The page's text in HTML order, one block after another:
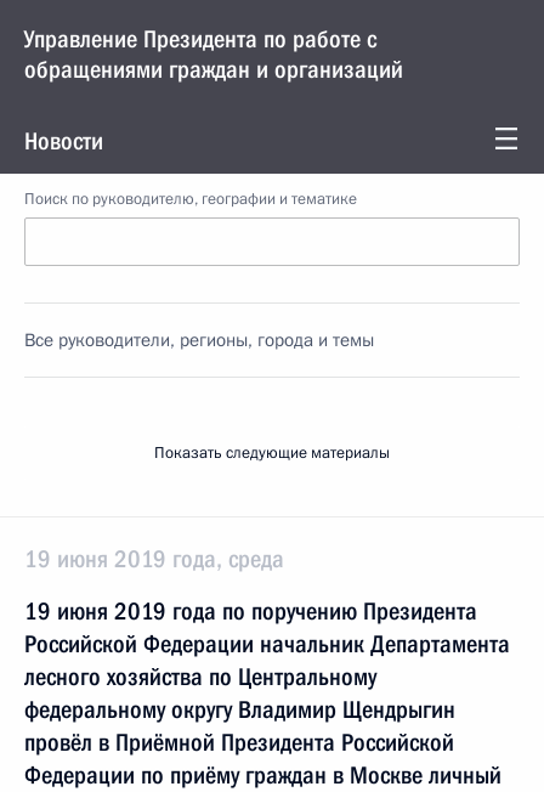
Управление Президента по работе с
обращениями граждан и организаций
Новости
Поиск по руководителю, географии и тематике
Все руководители, регионы, города и темы
Показать следующие материалы
19 июня 2019 года, среда
19 июня 2019 года по поручению Президента
Российской Федерации начальник Департамента
лесного хозяйства по Центральному
федеральному округу Владимир Щендрыгин
провёл в Приёмной Президента Российской
Федерации по приёму граждан в Москве личный